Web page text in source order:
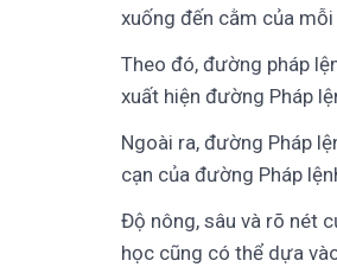
xuống đến cằm của
Theo đó, đường pháp
xuất hiện đường Pháp
Ngoài ra, đường Pháp
cạn của đường Pháp
Độ nông, sâu và rõ nét
học cũng có thể dựa